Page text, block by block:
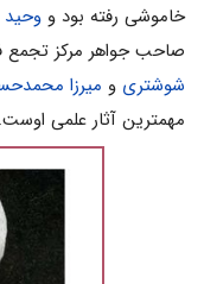
خاموشی رفته بود و وحید
صاحب جواهر مرکز تجمع
شوشتری و میرزا
مهمترین آثار علمی اوست.